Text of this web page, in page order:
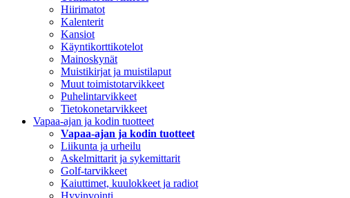
Hiirimatot
Kalenterit
Kansiot
Käyntikorttikotelot
Mainoskynät
Muistikirjat ja muistilaput
Muut toimistotarvikkeet
Puhelintarvikkeet
Tietokonetarvikkeet
Vapaa-ajan ja kodin tuotteet
Vapaa-ajan ja kodin tuotteet
Liikunta ja urheilu
Askelmittarit ja sykemittarit
Golf-tarvikkeet
Kaiuttimet, kuulokkeet ja radiot
Hyvinvointi